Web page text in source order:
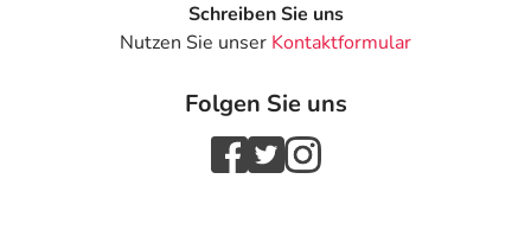
Schreiben Sie uns
Nutzen Sie unser Kontaktformular
Folgen Sie uns